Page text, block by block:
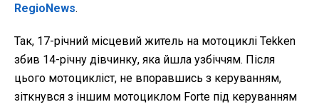
RegioNews.
Так, 17-річний місцевий житель на мотоциклі Tekken
збив 14-річну дівчинку, яка йшла узбіччям. Після
цього мотоцикліст, не впоравшись з керуванням,
зіткнувся з іншим мотоциклом Forte під керуванням